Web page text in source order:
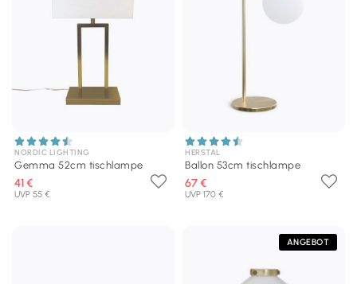
NORDIC LIGHTING
Gemma 52cm tischlampe
41 €
UVP 55 €
HERSTAL
Ballon 53cm tischlampe
67 €
UVP 170 €
ANGEBOT